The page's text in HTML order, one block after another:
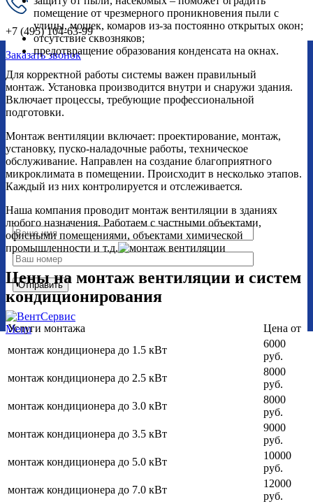
+7 (495) 104-63-99
Заказать звонок
Получите бесплатную
консультацию
Мы готовы помочью прямо сейчас!
Запишитесь на бесплатную консультацию.
Menu
помещение от чрезмерного проникновения пыли с
улицы, мошек, комаров из-за постоянно открытых окон;
отсутствие сквозняков;
предотвращение образования конденсата на окнах.
Для корректной работы системы важен правильный
монтаж. Установка производится внутри и снаружи здания.
Включает процессы, требующие профессиональной
подготовки.
Монтаж вентиляции включает: проектирование, монтаж,
установку, пуско-наладочные работы, техническое
обслуживание. Направлен на создание благоприятного
микроклимата в помещении. Происходит в несколько этапов.
Каждый из них контролируется и отслеживается.
Наша компания проводит монтаж вентиляции в зданиях
любого назначения. Работаем с частными объектами,
офисными помещениями, объектами химической
промышленности и т.д.
Цены на монтаж вентиляции и систем
кондиционирования
Услуги монтажа
Цена от
монтаж кондиционера до 1.5 кВт
6000
руб.
монтаж кондиционера до 2.5 кВт
8000
руб.
монтаж кондиционера до 3.0 кВт
8000
руб.
монтаж кондиционера до 3.5 кВт
9000
руб.
монтаж кондиционера до 5.0 кВт
10000
руб.
монтаж кондиционера до 7.0 кВт
12000
руб.